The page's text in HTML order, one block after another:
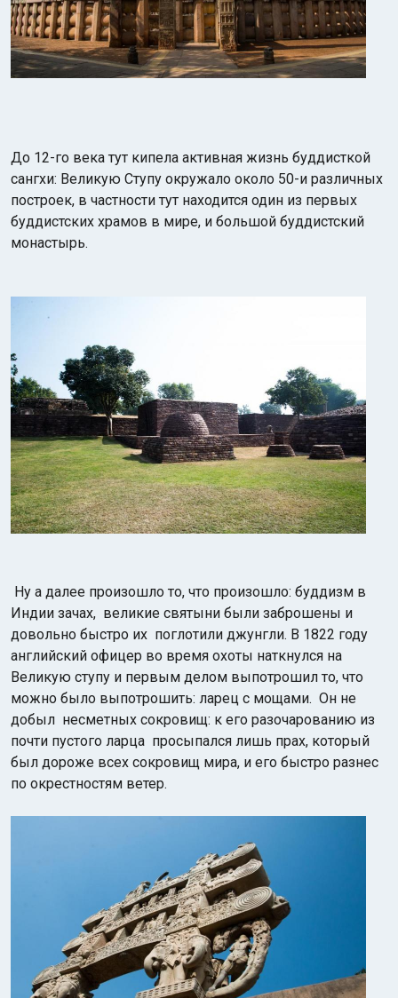
До 12-го века тут кипела активная жизнь буддисткой
сангхи: Великую Ступу окружало около 50-и различных
построек, в частности тут находится один из первых
буддистских храмов в мире, и большой буддистский
монастырь.
Ну а далее произошло то, что произошло: буддизм в
Индии зачах, великие святыни были заброшены и
довольно быстро их поглотили джунгли. В 1822 году
английский офицер во время охоты наткнулся на
Великую ступу и первым делом выпотрошил то, что
можно было выпотрошить: ларец с мощами. Он не
добыл несметных сокровищ: к его разочарованию из
почти пустого ларца просыпался лишь прах, который
был дороже всех сокровищ мира, и его быстро разнес
по окрестностям ветер.